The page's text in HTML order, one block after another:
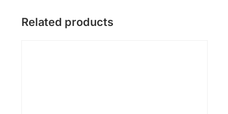
Related products